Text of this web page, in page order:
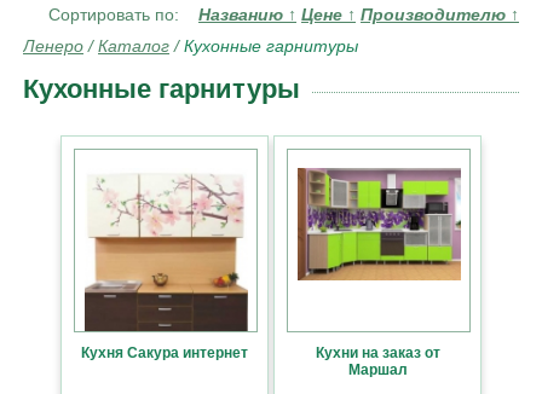
Сортировать по: Названию ↑ Цене ↑ Производителю ↑
Ленеро /Каталог /Кухонные гарнитуры
Кухонные гарнитуры
Кухня Сакура интернет
Кухни на заказ от
Маршал